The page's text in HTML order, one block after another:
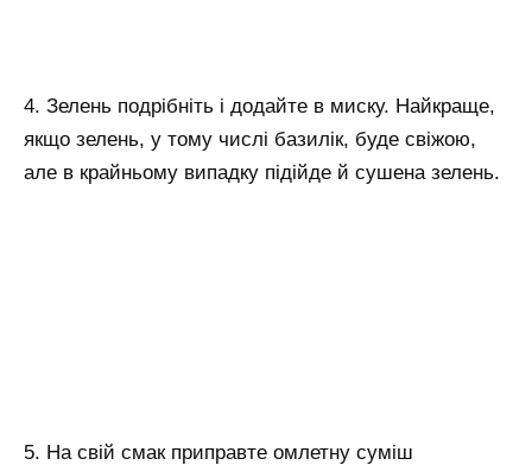
4. Зелень подрібніть і додайте в миску. Найкраще,
якщо зелень, у тому числі базилік, буде свіжою,
але в крайньому випадку підійде й сушена зелень.
5. На свій смак приправте омлетну суміш